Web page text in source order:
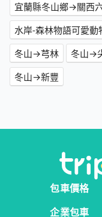
宜蘭縣冬山鄉→關西
水岸-森林物語可愛
冬山→芎林
冬山→
冬山→新豐
包車價格
企業包車